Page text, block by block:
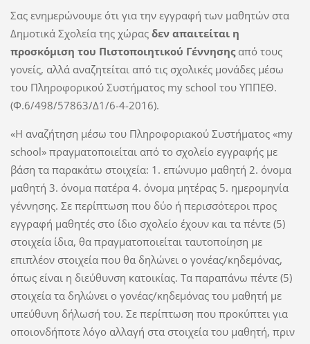
Σας ενημερώνουμε ότι για την εγγραφή των μαθητών στα
Δημοτικά Σχολεία της χώρας δεν απαιτείται η
προσκόμιση του Πιστοποιητικού Γέννησηςαπό τους
γονείς, αλλά αναζητείται από τις σχολικές μονάδες μέσω
του Πληροφορικού Συστήματος my school του ΥΠΠΕΘ.
(Φ.6/498/57863/Δ1/6-4-2016).
«Η αναζήτηση μέσω του Πληροφοριακού Συστήματος «my
school» πραγματοποιείται από το σχολείο εγγραφής με
βάση τα παρακάτω στοιχεία: 1. επώνυμο μαθητή 2. όνομα
μαθητή 3. όνομα πατέρα 4. όνομα μητέρας 5. ημερομηνία
γέννησης. Σε περίπτωση που δύο ή περισσότεροι προς
εγγραφή μαθητές στο ίδιο σχολείο έχουν και τα πέντε (5)
στοιχεία ίδια, θα πραγματοποιείται ταυτοποίηση με
επιπλέον στοιχεία που θα δηλώνει ο γονέας/κηδεμόνας,
όπως είναι η διεύθυνση κατοικίας. Τα παραπάνω πέντε (5)
στοιχεία τα δηλώνει ο γονέας/κηδεμόνας του μαθητή με
υπεύθυνη δήλωσή του. Σε περίπτωση που προκύπτει για
οποιονδήποτε λόγο αλλαγή στα στοιχεία του μαθητή, πριν